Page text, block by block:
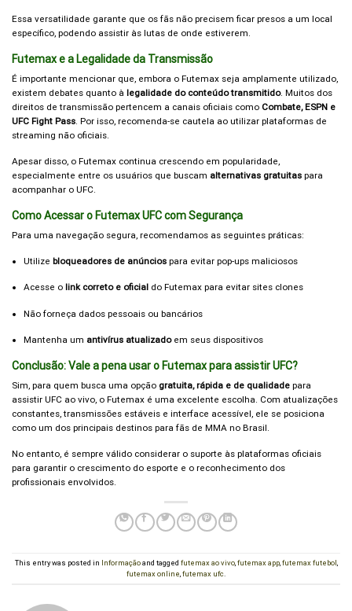
Essa versatilidade garante que os fãs não precisem ficar presos a um local
específico, podendo assistir às lutas de onde estiverem.
Futemax e a Legalidade da Transmissão
É importante mencionar que, embora o Futemax seja amplamente utilizado,
existem debates quanto à legalidade do conteúdo transmitido. Muitos dos
direitos de transmissão pertencem a canais oficiais como Combate, ESPN e
UFC Fight Pass . Por isso, recomenda-se cautela ao utilizar plataformas de
streaming não oficiais.
Apesar disso, o Futemax continua crescendo em popularidade,
especialmente entre os usuários que buscam alternativas gratuitas para
acompanhar o UFC.
Como Acessar o Futemax UFC com Segurança
Para uma navegação segura, recomendamos as seguintes práticas:
Utilize bloqueadores de anúncios para evitar pop-ups maliciosos
Acesse o link correto e oficial do Futemax para evitar sites clones
Não forneça dados pessoais ou bancários
Mantenha um antivírus atualizadoem seus dispositivos
Conclusão: Vale a pena usar o Futemax para assistir UFC?
Sim, para quem busca uma opção gratuita, rápida e de qualidade para
assistir UFC ao vivo, o Futemax é uma excelente escolha. Com atualizações
constantes, transmissões estáveis e interface acessível, ele se posiciona
como um dos principais destinos para fãs de MMA no Brasil.
No entanto, é sempre válido considerar o suporte às plataformas oficiais
para garantir o crescimento do esporte e o reconhecimento dos
profissionais envolvidos.
This entry was posted in Informaçãoand tagged futemax ao vivo, futemax app, futemax futebol
futemax online futemax ufc